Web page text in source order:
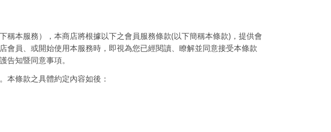
本服務），本商店將根據以下之會員服務條款(以下簡稱本條款)，提供會
員、或開始使用本服務時，即視為您已經閱讀、瞭解並同意接受本條款
知暨同意事項。
本條款之具體約定內容如後：